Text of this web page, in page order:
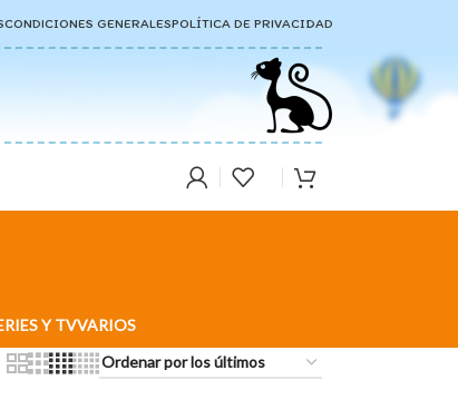
CONDICIONES GENERALESPOLÍTICA DE PRIVACIDAD
Y TVVARIOS